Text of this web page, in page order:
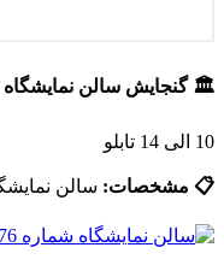
🏛️ گنجایش سالن نمایشگاه
10 الی 14 تابلو
📋 مشخصات: سالن